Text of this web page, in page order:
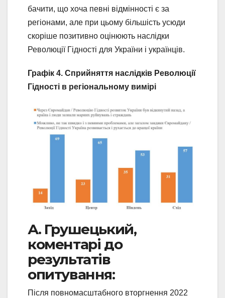
бачити, що хоча певні відмінності є за
регіонами, але при цьому більшість усюди
скоріше позитивно оцінюють наслідки
Революції Гідності для України і українців.
Графік 4. Сприйняття наслідків Революції
Гідності в регіональному вимірі
А. Грушецький,
коментарі до
результатів
опитування:
Після повномасштабного вторгнення 2022